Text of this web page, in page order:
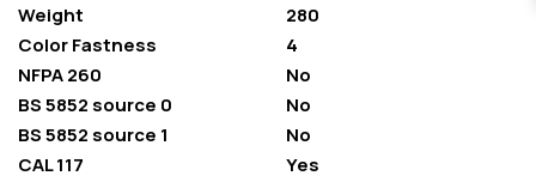
Weight
280
Color Fastness
4
NFPA 260
No
BS 5852 source 0
No
BS 5852 source 1
No
CAL 117
Yes